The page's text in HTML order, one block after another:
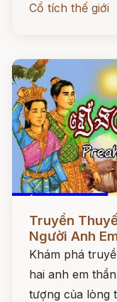
Cổ tích thế giới
Đọc ngay
Truyền
Người Anh
Khám phá
hai anh em
tượng của lòng